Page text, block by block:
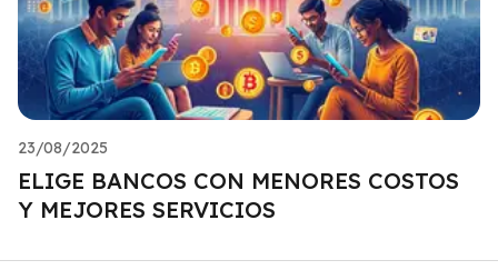
23/08/2025
ELIGE BANCOS CON MENORES COSTOS
Y MEJORES SERVICIOS